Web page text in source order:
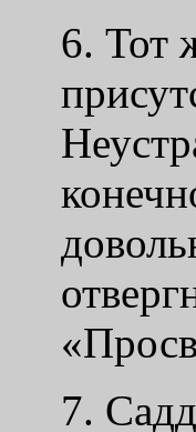
6. Тот
7.